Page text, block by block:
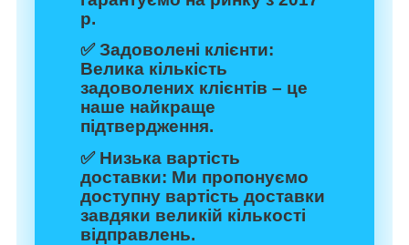
р.
✅Задоволені клієнти:
Велика кількість
задоволених клієнтів – це
наше найкраще
підтвердження.
✅ Низька вартість
доставки: Ми пропонуємо
доступну вартість доставки
завдяки великій кількості
відправлень.